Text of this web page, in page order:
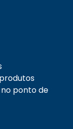
ponto de